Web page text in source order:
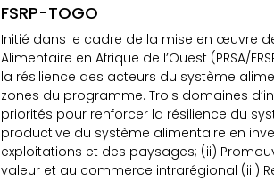
FSRP-TOGO
Initié dans le cadre de la mise en œuvre
Alimentaire en Afrique de l’Ouest (PRSA/
la résilience des acteurs du système
zones du programme. Trois domaines
priorités pour renforcer la résilience du
productive du système alimentaire en
exploitations et des paysages; (ii)
valeur et au commerce intrarégional (iii)